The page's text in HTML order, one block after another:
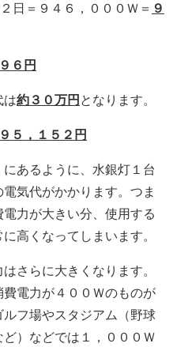
日＝９４６，０００Ｗ＝ ９
６円
は約３０万円 となります。
５，１５２円
にあるように、水銀灯１台
気代がかかります。つま
力が大きい分、使用する
高くなってしまいます。
さらに大きくなります。
電力が４００Ｗのものが
フ場やスタジアム（野球
）などでは１，０００Ｗ